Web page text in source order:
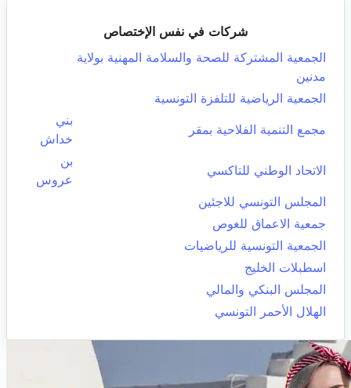
شركات في نفس الإختصاص
الجمعية المشتركة للصحة والسلامة المهنية بولاية
مدنين
الجمعية الرياضية للتلفزة التونسية
مجمع التنمية الفلاحية بمقر
بني
خداش
الاتحاد الوطني للتاكسي
بن
عروس
المجلس التونسي للاجئين
جمعية الاعماق للغوص
الجمعية التونسية للرياضيات
اسطبلات الخليج
المجلس البنكي والمالي
الهلال الأحمر التونسي